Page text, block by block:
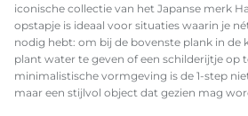
iconische collectie van het Japanse merk
opstapje is ideaal voor situaties waarin je
nodig hebt: om bij de bovenste plank in de
plant water te geven of een schilderijtje op
minimalistische vormgeving is de 1-step
maar een stijlvol object dat gezien mag